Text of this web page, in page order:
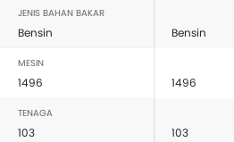
JENIS BAHAN BAKAR
Bensin Bensin
MESIN
1496 1496
TENAGA
103 103